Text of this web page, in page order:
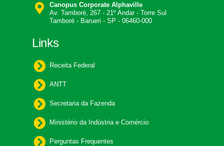
Canopus Corporate Alphaville
Av. Tamboré, 267 - 21º Andar - Torre Sul
Tamboré - Barueri - SP - 06460-000
Links
Receita Federal
ANTT
Secretaria da Fazenda
Ministério da Indústria e Comércio
Perguntas Frequentes